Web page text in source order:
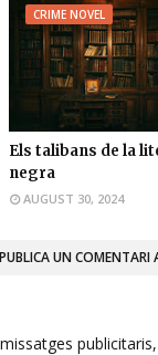
CRIME NOVEL
Els talibans de la
negra
AUGUST 30, 2024
PUBLICA UN COMENTARI